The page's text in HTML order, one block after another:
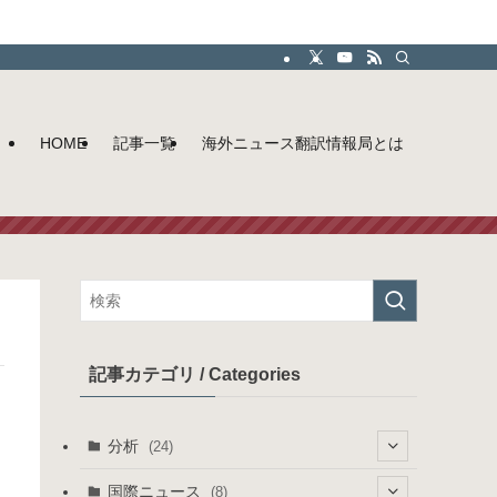
HOME 記事一覧 海外ニュース翻訳情報局とは
記事カテゴリ / Categories
分析 (24)
国際ニュース (8)